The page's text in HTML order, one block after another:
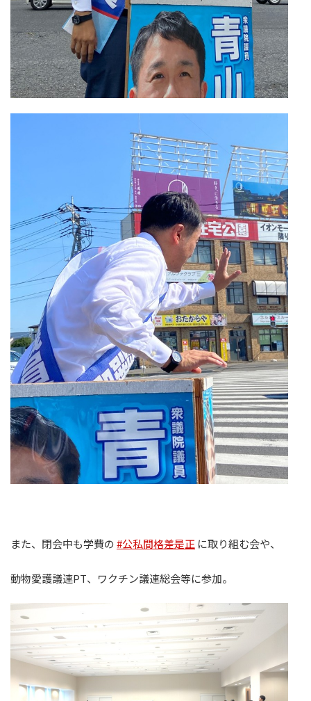
また、閉会中も学費の#公私間格差是正 に取り組む会や、
動物愛護議連PT、ワクチン議連総会等に参加。